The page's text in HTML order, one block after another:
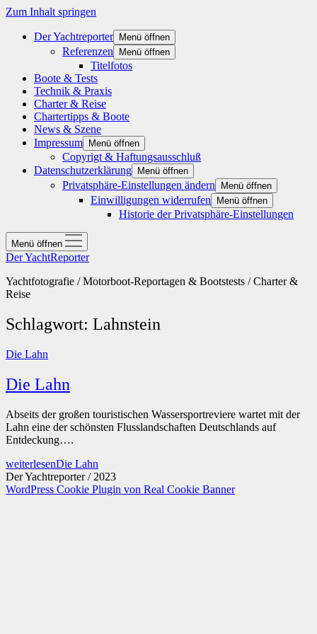
Zum Inhalt springen
Der Yachtreporter Menü öffnen
Referenzen Menü öffnen
Titelfotos
Boote & Tests
Technik & Praxis
Charter & Reise
Chartertipps & Boote
News & Szene
Impressum
Menü öffnen
Copyrigt & Haftungsausschluß
Datenschutzerklärung
Menü öffnen
Privatsphäre-Einstellungen ändern Menü öffnen
Einwilligungen widerrufen Menü öffnen
Historie der Privatsphäre-Einstellungen
Menü öffnen
Der YachtReporter
Yachtfotografie / Motorboot-Reportagen & Bootstests / Charter &
Reise
Schlagwort: Lahnstein
Die Lahn
Die Lahn
Abseits der großen touristischen Wassersportreviere wartet mit der
Lahn eine der schönsten Flusslandschaften Deutschlands auf
Entdeckung….
weiterlesenDie Lahn
Der Yachtreporter / 2023
WordPress Cookie Plugin von Real Cookie Banner